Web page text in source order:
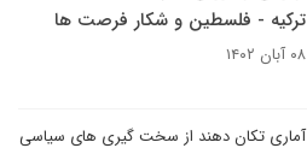
ترکیه - فلسطین و شکار فرصت ها
۰۸ آبان ۱۴۰۲
آماری تکان دهند از سخت گیری های سیاسی